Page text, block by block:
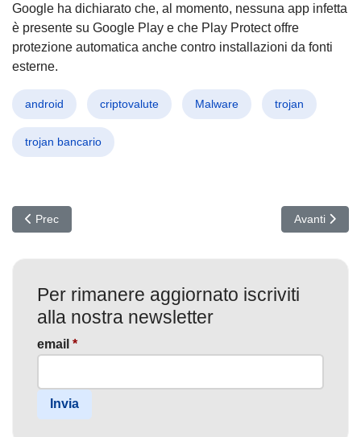
Google ha dichiarato che, al momento, nessuna app infetta
è presente su Google Play e che Play Protect offre
protezione automatica anche contro installazioni da fonti
esterne.
android criptovalute Malware trojan
trojan bancario
Articolo precedente: PathWiper: Il nuovo malware che devasta
Prec Articolo
Avanti
Per rimanere aggiornato iscriviti
alla nostra newsletter
email *
Invia